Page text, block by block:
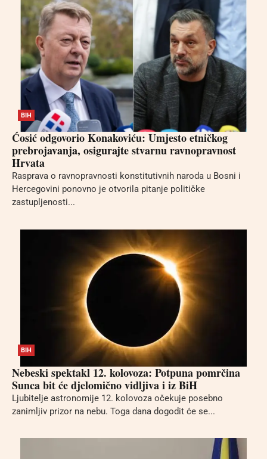
BIH
Ćosić odgovorio Konakoviću: Umjesto etničkog
prebrojavanja, osigurajte stvarnu ravnopravnost
Hrvata
Rasprava o ravnopravnosti konstitutivnih naroda u Bosni i
Hercegovini ponovno je otvorila pitanje političke
zastupljenosti...
BIH
Nebeski spektakl 12. kolovoza: Potpuna pomrčina
Sunca bit će djelomično vidljiva i iz BiH
Ljubitelje astronomije 12. kolovoza očekuje posebno
zanimljiv prizor na nebu. Toga dana dogodit će se...